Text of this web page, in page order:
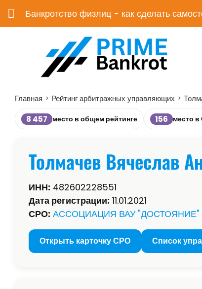
Банкротство физлиц - как сделать
Главная > Рейтинг арбитражных управляющих >
8 457 место в общем рейтинге 156 место
Толмачев Вячеслав
ИНН: 482602228551
Дата регистрации: 11.01.2021
СРО: АССОЦИАЦИЯ ВАУ "ДОСТОЯНИЕ"
Открыть карточку СРО Список